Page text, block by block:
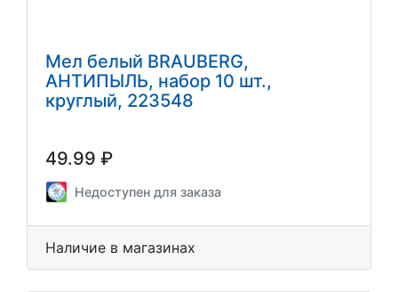
Мел белый BRAUBERG,
АНТИПЫЛЬ, набор 10 шт.,
круглый, 223548
49.99 ₽
Недоступен для заказа
Наличие в магазинах